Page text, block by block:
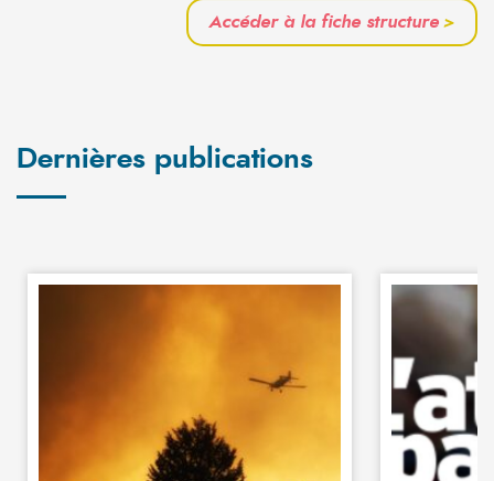
Accéder à la fiche structure>
Dernières publications